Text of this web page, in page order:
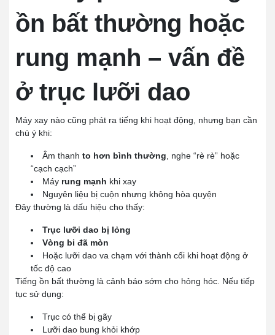
ồn bất thường hoặc
rung mạnh – vấn đề
ở trục lưỡi dao
Máy xay nào cũng phát ra tiếng khi hoạt động, nhưng bạn cần
chú ý khi:
Âm thanh to hơn bình thường , nghe “rè rè” hoặc
“cạch cạch”
Máy rung mạnh khi xay
Nguyên liệu bị cuộn nhưng không hòa quyện
Đây thường là dấu hiệu cho thấy:
Trục lưỡi dao bị lỏng
Vòng bi đã mòn
Hoặc lưỡi dao va chạm với thành cối khi hoạt động ở
tốc độ cao
Tiếng ồn bất thường là cảnh báo sớm cho hỏng hóc. Nếu tiếp
tục sử dụng:
Trục có thể bị gãy
Lưỡi dao bung khỏi khớp